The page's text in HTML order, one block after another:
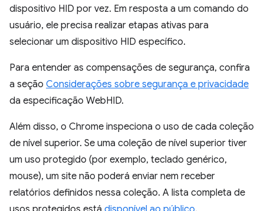
dispositivo HID por vez. Em resposta a um comando do
usuário, ele precisa realizar etapas ativas para
selecionar um dispositivo HID específico.
Para entender as compensações de segurança, confira
a seção Considerações sobre segurança e privacidade
da especificação WebHID.
Além disso, o Chrome inspeciona o uso de cada coleção
de nível superior. Se uma coleção de nível superior tiver
um uso protegido (por exemplo, teclado genérico,
mouse), um site não poderá enviar nem receber
relatórios definidos nessa coleção. A lista completa de